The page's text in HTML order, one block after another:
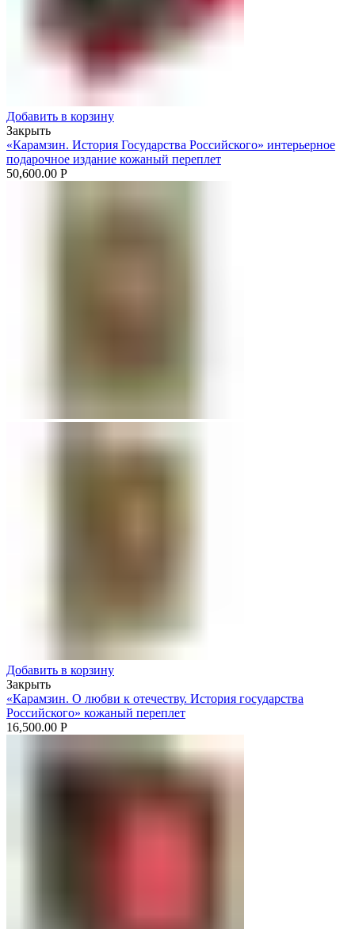
Добавить в корзину
Закрыть
«Карамзин. История Государства Российского» интерьерное
подарочное издание кожаный переплет
50,600.00 Р
Добавить в корзину
Закрыть
«Карамзин. О любви к отечеству. История государства
Российского» кожаный переплет
16,500.00 Р